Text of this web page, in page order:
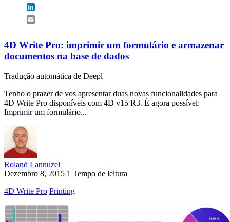
4D Write Pro: imprimir um formulário e armazenar
documentos na base de dados
Tradução automática de Deepl
Tenho o prazer de vos apresentar duas novas funcionalidades para
4D Write Pro disponíveis com 4D v15 R3. É agora possível:
Imprimir um formulário...
Roland Lannuzel
Dezembro 8, 2015 1 Tempo de leitura
4D Write Pro Printing